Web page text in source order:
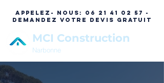
APPELEZ- NOUS:
06 21 41 02 57 -
DEMANDEZ VOTRE DEVIS GRATUIT
MCI Construction
Narbonne